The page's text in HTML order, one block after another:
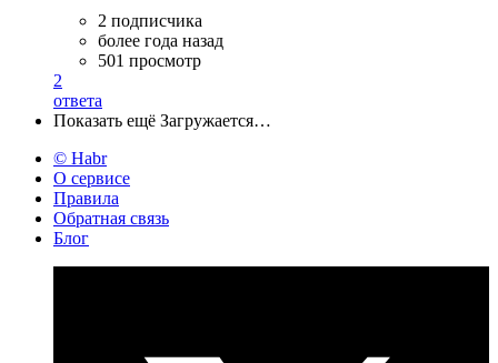
2 подписчика
более года назад
501 просмотр
2
ответа
Показать ещё Загружается…
© Habr
О сервисе
Правила
Обратная связь
Блог